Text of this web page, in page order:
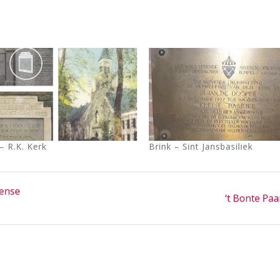
R.K. Kerk Brink – Sint Jansbasiliek
Next
‘t Bonte